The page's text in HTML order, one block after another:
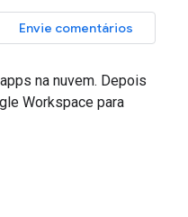
Envie comentários
na nuvem. Depois
Workspace para